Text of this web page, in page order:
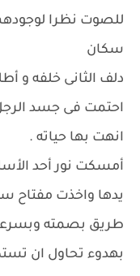
للصوت نظرا
سكان
دلف الثانى خلفه و
احتمت فى جسد
انهت بها حياته .
أمسكت نور أحد
يدها واخذت مفتاح
طريق بصمته
بهدوء تحاول ان